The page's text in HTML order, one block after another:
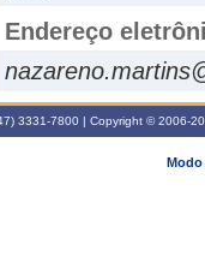
Endereço
3331-7800 | Copyright © 2006-
Modo